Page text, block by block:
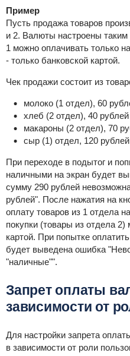
Пример
Пусть продажа товаров
и 2. Валюты настроены
1 можно оплачивать только
- только банковской картой.
Чек продажи состоит из
молоко (1 отдел), 60
хлеб (2 отдел), 40 рублей
макароны (2 отдел), 70
сыр (1) отдел, 120 рублей
При переходе в подытог и
наличными на экран будет
сумму 290 рублей
рублей". После нажатия на
оплату товаров из 1 отдела
покупки (товары из отдела
картой. При попытке
будет выведена ошибка
"наличные"".
Запрет оплаты
зависимости от
Для настройки запрета
в зависимости от роли